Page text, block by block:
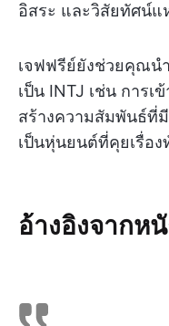
อิสระ และวิสัยทัศน์แ
เจฟฟรีย์ยังช่วยคุณน
เป็น INTJ เช่น การ
สร้างความสัมพันธ์ที่
เป็นหุ่นยนต์ที่คุยเรื่อง
อ้างอิงจากห